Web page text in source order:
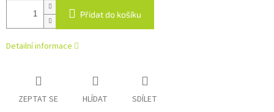
Přidat do košíku
Detailní informace
ZEPTAT SE HLÍDAT SDÍLET